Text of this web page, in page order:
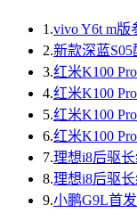
1.vivo Y6t m版
2.新款深蓝
3.红米K100
4.红米K100
5.红米K100
6.红米K100
7.理想i8后驱
8.理想i8后驱
9.小鹏G9L首